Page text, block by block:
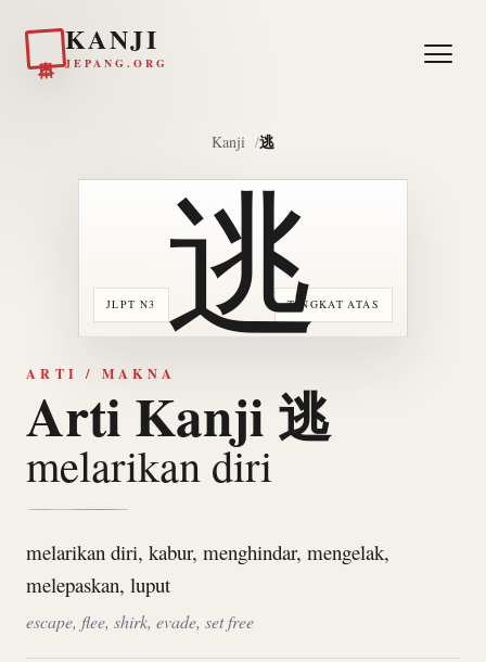
KANJI
JEPANG.ORG
Kanji 逃
JLPT N3 TINGKAT ATAS
逃
ARTI / MAKNA
Arti Kanji 逃
melarikan diri
melarikan diri, kabur, menghindar, mengelak,
melepaskan, luput
escape, flee, shirk, evade, set free